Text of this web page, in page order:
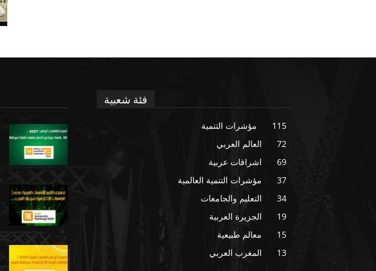
فئة شعبية
مؤشرات التنمية
115
العالم العربي
72
اشراقات عربية
69
مؤشرات التنمية العالمية
37
التعليم والجامعات
34
الجزيرة العربية
19
معالم طبيعية
15
المغرب العربي
13